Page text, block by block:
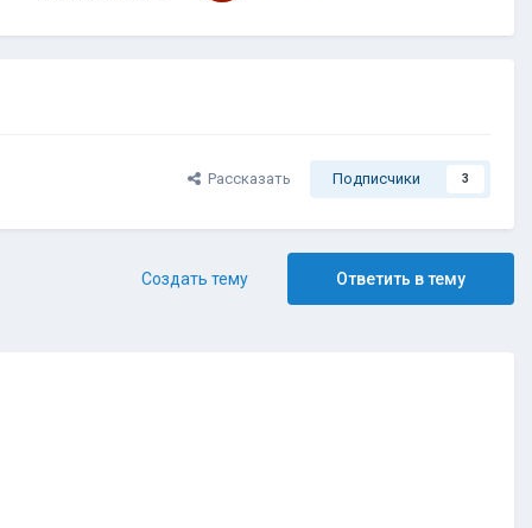
Рассказать Подписчики 3
Ответить в тему
Создать тему